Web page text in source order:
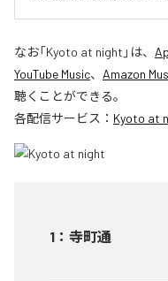
なお「Kyoto at night 」は、
YouTube Music、 Amazon
聴くことができる。
各配信サービス： Kyoto at
1 ： 寺町通